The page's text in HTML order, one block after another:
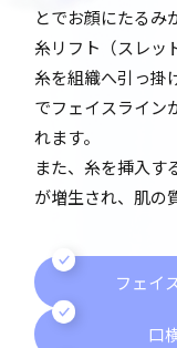
とでお顔にたるみ
糸リフト（スレッ
糸を組織へ引っ掛
でフェイスライン
れます。
また、糸を挿入す
が増生され、肌の
フェイ
口